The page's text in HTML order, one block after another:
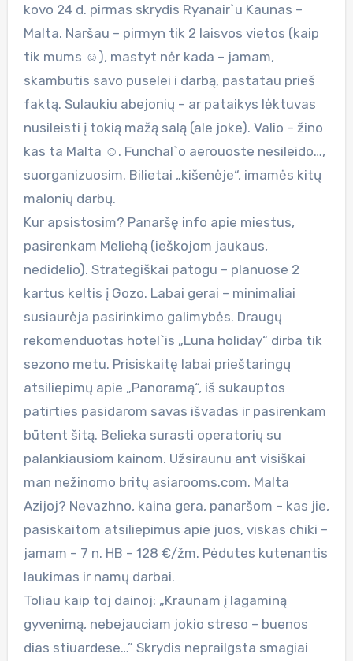
kovo 24 d. pirmas skrydis Ryanair`u Kaunas –
Malta. Naršau – pirmyn tik 2 laisvos vietos (kaip
tik mums ☺), mastyt nėr kada – jamam,
skambutis savo puselei i darbą, pastatau prieš
faktą. Sulaukiu abejonių – ar pataikys lėktuvas
nusileisti į tokią mažą salą (ale joke). Valio – žino
kas ta Malta ☺. Funchal`o aerouoste nesileido…,
suorganizuosim. Bilietai „kišenėje“, imamės kitų
malonių darbų.
Kur apsistosim? Panaršę info apie miestus,
pasirenkam Meliehą (ieškojom jaukaus,
nedidelio). Strategiškai patogu – planuose 2
kartus keltis į Gozo. Labai gerai – minimaliai
susiaurėja pasirinkimo galimybės. Draugų
rekomenduotas hotel`is „Luna holiday“ dirba tik
sezono metu. Prisiskaitę labai prieštaringų
atsiliepimų apie „Panoramą“, iš sukauptos
patirties pasidarom savas išvadas ir pasirenkam
būtent šitą. Belieka surasti operatorių su
palankiausiom kainom. Užsiraunu ant visiškai
man nežinomo britų asiarooms.com. Malta
Azijoj? Nevazhno, kaina gera, panaršom – kas jie,
pasiskaitom atsiliepimus apie juos, viskas chiki –
jamam – 7 n. HB – 128 €/žm. Pėdutes kutenantis
laukimas ir namų darbai.
Toliau kaip toj dainoj: „Kraunam į lagaminą
gyvenimą, nebejauciam jokio streso – buenos
dias stiuardese…” Skrydis neprailgsta smagiai